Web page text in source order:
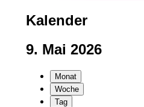
Kalender
9. Mai 2026
Monat
Woche
Tag